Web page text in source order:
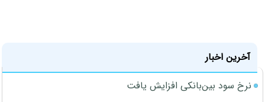
آخرین اخبار
نرخ سود بین‌بانکی افزایش یافت